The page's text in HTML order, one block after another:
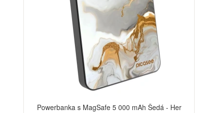
Powerbanka s MagSafe 5 000 mAh Šedá - Her